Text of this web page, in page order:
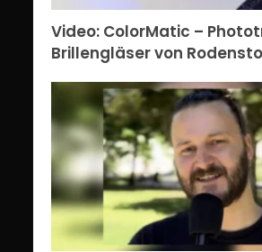
Video: ColorMatic –
Brillengläser von